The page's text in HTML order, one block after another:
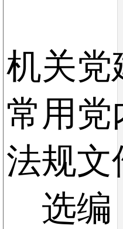
机关党
常用党
法规文
选编